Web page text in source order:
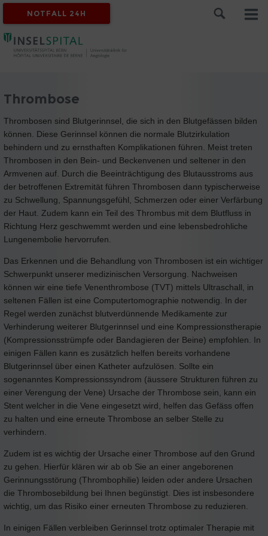
NOTFALL 24H
Thrombose
Thrombosen sind Blutgerinnsel, die sich in den Blutgefässen bilden
können. Diese Gerinnsel können die normale Blutzirkulation
behindern und zu ernsthaften Komplikationen führen. Meist treten
Thrombosen in den Bein- und Beckenvenen und seltener in den
Armvenen auf. Durch die Beeinträchtigung des Blutausstroms aus
der betroffenen Extremität führen Thrombosen dann typischerweise
zu Schwellung, Spannungsgefühl, Schmerzen oder einer Verfärbung
der Haut. Zudem kann ein Teil des Thrombus mit dem Blutfluss in
Richtung Herz geschwemmt werden und eine lebensbedrohliche
Lungenembolie hervorrufen.
Das Erkennen und die Behandlung von Thrombosen ist ein wichtiger
Schwerpunkt unserer medizinischen Versorgung. Nachweisen
können wir eine tiefe Venenthrombose (TVT) mittels Ultraschall, in
seltenen Fällen ist eine Computertomographie notwendig. In der
Regel werden zunächst blutverdünnende Medikamente zur
Verhinderung weiterer Blutgerinnsel und eine Kompressionstherapie
(Kompressionsstrümpfe oder Bandagieren der Beine) empfohlen. In
einigen Fällen kann es zusätzlich helfen bereits vorhandene
Blutgerinnsel über einen Katheter aufzulösen. Sollte ein
sogenanntes Kompressionssyndrom (äussere Strukturen führen zu
einer Verengung der Vene) Ursache der Thrombose sein, kann ein
Stent welcher in die Vene eingesetzt wird, helfen das Gefäss offen
zu halten und eine erneute Thrombose an selber Stelle zu
verhindern.
Zudem ist es wichtig der Ursache einer Thrombose auf den Grund
zu gehen. Hierfür klären wir ab ob Sie an einer angeborenen
Gerinnungsstörung (Thrombophilie) leiden oder andere Ursachen
die Thrombosebildung bei Ihnen begünstigt. Dies ist insbesondere
wichtig, um das Risiko einer erneuten Thrombose zu reduzieren.
In einigen Fällen verbleiben Gerinnsel trotz optimaler Therapie mit